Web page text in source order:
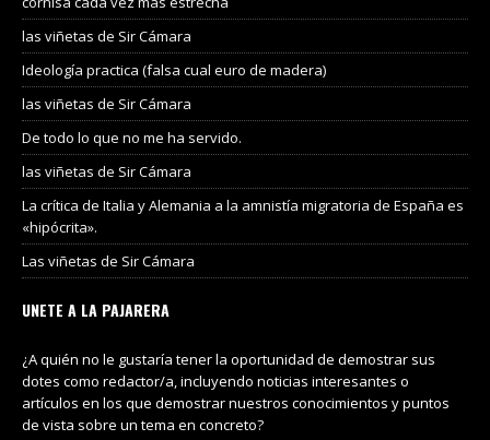
las viñetas de Sir Cámara
Ideología practica (falsa cual euro de madera)
las viñetas de Sir Cámara
De todo lo que no me ha servido.
las viñetas de Sir Cámara
La crítica de Italia y Alemania a la amnistía migratoria de España es
«hipócrita».
Las viñetas de Sir Cámara
UNETE A LA PAJARERA
¿A quién no le gustaría tener la oportunidad de demostrar sus
dotes como redactor/a, incluyendo noticias interesantes o
artículos en los que demostrar nuestros conocimientos y puntos
de vista sobre un tema en concreto?